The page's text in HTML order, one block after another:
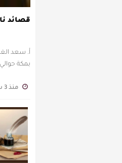
قصائد نادرة (9): رثائية أبي
أ. سعد
منذ 3 سنوات